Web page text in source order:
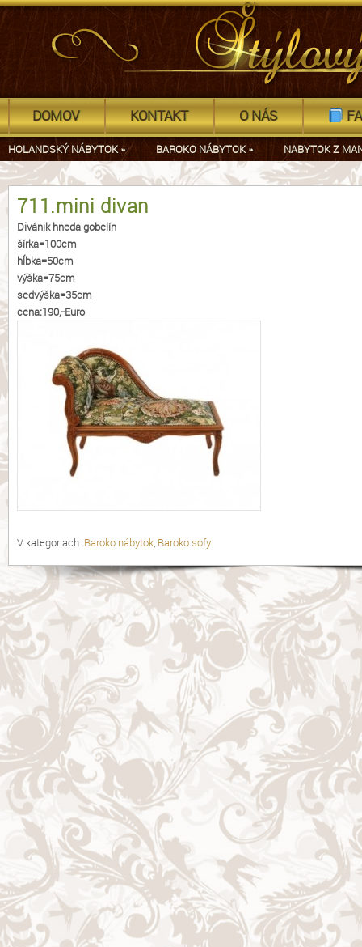
DOMOV KONTAKT O NÁS
HOLANDSKÝ NÁBYTOK» BAROKO NÁBYTOK» NABYTOK Z
711.mini divan
Divánik hneda gobelín
šírka=100cm
hĺbka=50cm
výška=75cm
sedvýška=35cm
cena:190,-Euro
V kategoriach: Baroko nábytok, Baroko sofy